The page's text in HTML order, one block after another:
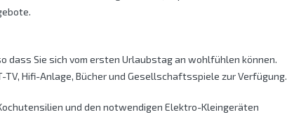
dass Sie sich vom ersten Urlaubstag an wohlfühlen können.
TV, Hifi-Anlage, Bücher und Gesellschaftsspiele zur Verfügung.
und den notwendigen Elektro-Kleingeräten